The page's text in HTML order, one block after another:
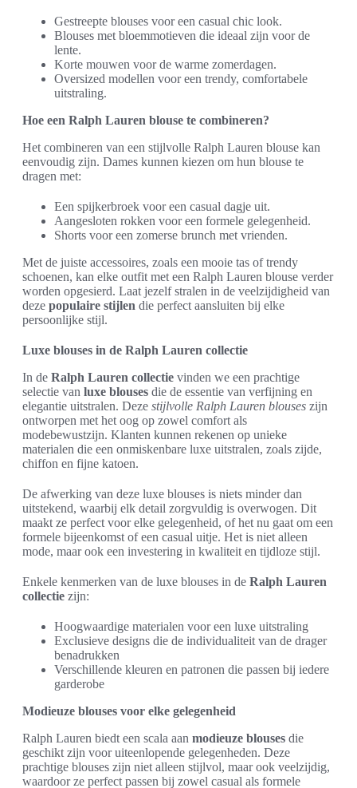
Gestreepte blouses voor een casual chic look.
Blouses met bloemmotieven die ideaal zijn voor de
lente.
Korte mouwen voor de warme zomerdagen.
Oversized modellen voor een trendy, comfortabele
uitstraling.
Hoe een Ralph Lauren blouse te combineren?
Het combineren van een stijlvolle Ralph Lauren blouse kan
eenvoudig zijn. Dames kunnen kiezen om hun blouse te
dragen met:
Een spijkerbroek voor een casual dagje uit.
Aangesloten rokken voor een formele gelegenheid.
Shorts voor een zomerse brunch met vrienden.
Met de juiste accessoires, zoals een mooie tas of trendy
schoenen, kan elke outfit met een Ralph Lauren blouse verder
worden opgesierd. Laat jezelf stralen in de veelzijdigheid van
deze populaire stijlen die perfect aansluiten bij elke
persoonlijke stijl.
Luxe blouses in de Ralph Lauren collectie
In de Ralph Lauren collectie vinden we een prachtige
selectie van luxe blouses die de essentie van verfijning en
elegantie uitstralen. Deze stijlvolle Ralph Lauren blouses zijn
ontworpen met het oog op zowel comfort als
modebewustzijn. Klanten kunnen rekenen op unieke
materialen die een onmiskenbare luxe uitstralen, zoals zijde,
chiffon en fijne katoen.
De afwerking van deze luxe blouses is niets minder dan
uitstekend, waarbij elk detail zorgvuldig is overwogen. Dit
maakt ze perfect voor elke gelegenheid, of het nu gaat om een
formele bijeenkomst of een casual uitje. Het is niet alleen
mode, maar ook een investering in kwaliteit en tijdloze stijl.
Enkele kenmerken van de luxe blouses in de Ralph Lauren
collectie zijn:
Hoogwaardige materialen voor een luxe uitstraling
Exclusieve designs die de individualiteit van de drager
benadrukken
Verschillende kleuren en patronen die passen bij iedere
garderobe
Modieuze blouses voor elke gelegenheid
Ralph Lauren biedt een scala aan modieuze blouses die
geschikt zijn voor uiteenlopende gelegenheden. Deze
prachtige blouses zijn niet alleen stijlvol, maar ook veelzijdig,
waardoor ze perfect passen bij zowel casual als formele